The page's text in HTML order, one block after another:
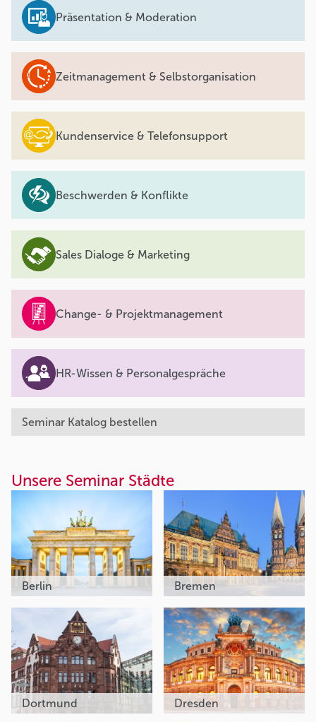
Präsentation & Moderation
Zeitmanagement & Selbstorganisation
Kundenservice & Telefonsupport
Beschwerden & Konflikte
Sales Dialoge & Marketing
Change- & Projektmanagement
HR-Wissen & Personalgespräche
Seminar Katalog bestellen
Unsere Seminar Städte
Berlin Bremen
Dortmund Dresden